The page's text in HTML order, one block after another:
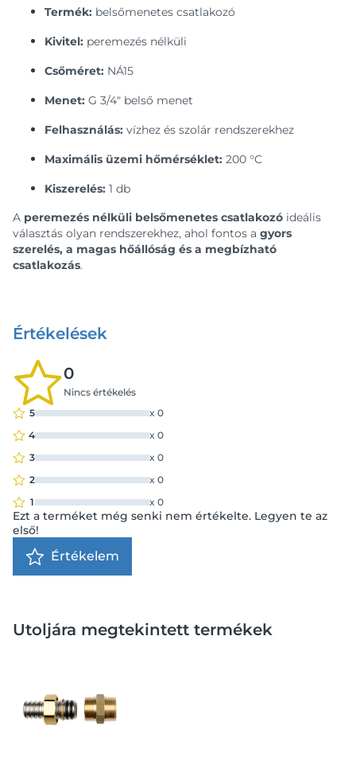
Termék: belsőmenetes csatlakozó
Kivitel: peremezés nélküli
Csőméret: NÁ15
Menet: G 3/4" belső menet
Felhasználás: vízhez és szolár rendszerekhez
Maximális üzemi hőmérséklet: 200 °C
Kiszerelés: 1 db
A peremezés nélküli belsőmenetes csatlakozó ideális
választás olyan rendszerekhez, ahol fontos a gyors
szerelés, a magas hőállóság és a megbízható
csatlakozás.
Értékelések
0
Nincs értékelés
5
x 0
4
x 0
3
x 0
2
x 0
1
x 0
Ezt a terméket még senki nem értékelte. Legyen te az
első!
Értékelem
Utoljára megtekintett termékek